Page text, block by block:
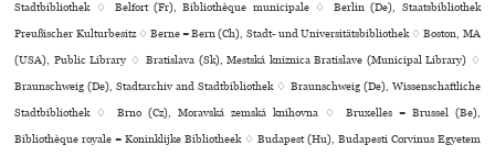
Stadtbibliothek ♢ Belfort (Fr), Bibliothèque muni­ci­pale ♢ Berlin (De), Staatsbibliothek
Preußischer Kulturbesitz ♢ Berne = Bern (Ch), Stadt- und Universitätsbibliothek ♢ Boston, MA
(USA), Public Library ♢ Bratislava (Sk), Mestská kniz­nica Bratislave (Municipal Library) ♢
Braunschweig (De), Stadtarchiv and Stadtbibliothek ♢ Braunschweig (De), Wissenschaftliche
Stadtbibliothek ♢ Brno (Cz), Moravská zemská kni­hovna ♢ Bruxelles = Brussel (Be),
Bibliothèque royale = Koninklijke Bibliotheek ♢ Budapest (Hu), Budapesti Corvinus Egyetem